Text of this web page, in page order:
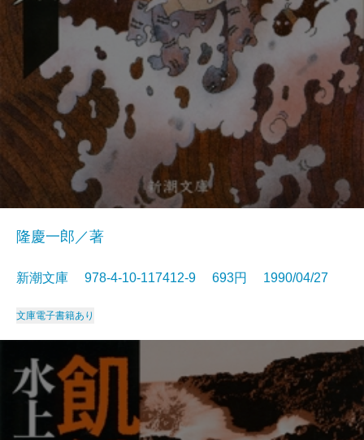
隆慶一郎／著
新潮文庫 978-4-10-117412-9 693円 1990/04/27
文庫電子書籍あり